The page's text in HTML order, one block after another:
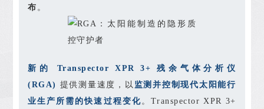
布 。
新的 Transpector XPR 3+ 残余气体分析仪
(RGA) 提供测量速度，以 监测并控制现代太阳能行
业生产所需的快速过程变化 。Transpector XPR 3+